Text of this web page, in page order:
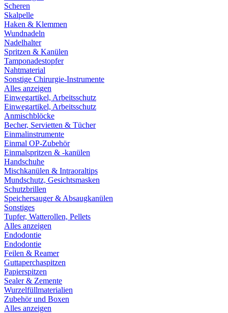
Scheren
Skalpelle
Haken & Klemmen
Wundnadeln
Nadelhalter
Spritzen & Kanülen
Tamponadestopfer
Nahtmaterial
Sonstige Chirurgie-Instrumente
Alles anzeigen
Einwegartikel, Arbeitsschutz
Einwegartikel, Arbeitsschutz
Anmischblöcke
Becher, Servietten & Tücher
Einmalinstrumente
Einmal OP-Zubehör
Einmalspritzen & -kanülen
Handschuhe
Mischkanülen & Intraoraltips
Mundschutz, Gesichtsmasken
Schutzbrillen
Speichersauger & Absaugkanülen
Sonstiges
Tupfer, Watterollen, Pellets
Alles anzeigen
Endodontie
Endodontie
Feilen & Reamer
Guttaperchaspitzen
Papierspitzen
Sealer & Zemente
Wurzelfüllmaterialien
Zubehör und Boxen
Alles anzeigen